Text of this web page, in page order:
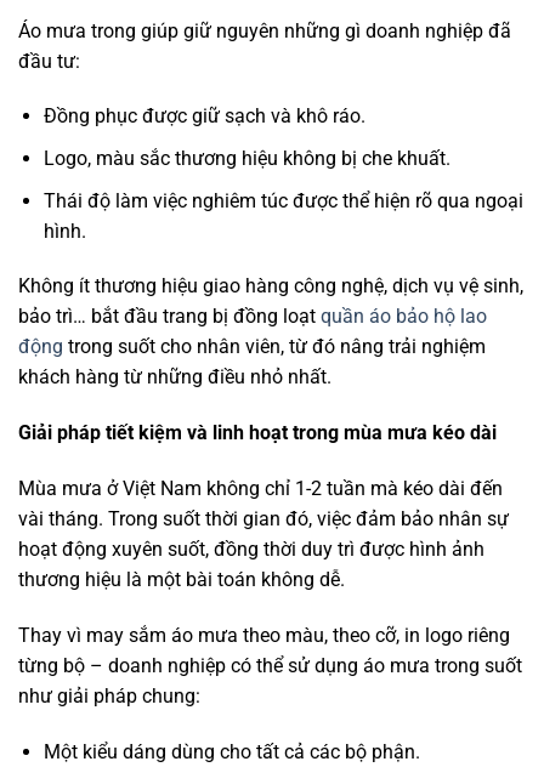
Áo mưa trong giúp giữ nguyên những gì doanh nghiệp đã
đầu tư:
Đồng phục được giữ sạch và khô ráo.
Logo, màu sắc thương hiệu không bị che khuất.
Thái độ làm việc nghiêm túc được thể hiện rõ qua ngoại
hình.
Không ít thương hiệu giao hàng công nghệ, dịch vụ vệ sinh,
bảo trì… bắt đầu trang bị đồng loạt quần áo bảo hộ lao
động trong suốt cho nhân viên, từ đó nâng trải nghiệm
khách hàng từ những điều nhỏ nhất.
Giải pháp tiết kiệm và linh hoạt trong mùa mưa kéo dài
Mùa mưa ở Việt Nam không chỉ 1-2 tuần mà kéo dài đến
vài tháng. Trong suốt thời gian đó, việc đảm bảo nhân sự
hoạt động xuyên suốt, đồng thời duy trì được hình ảnh
thương hiệu là một bài toán không dễ.
Thay vì may sắm áo mưa theo màu, theo cỡ, in logo riêng
từng bộ – doanh nghiệp có thể sử dụng áo mưa trong suốt
như giải pháp chung:
Một kiểu dáng dùng cho tất cả các bộ phận.